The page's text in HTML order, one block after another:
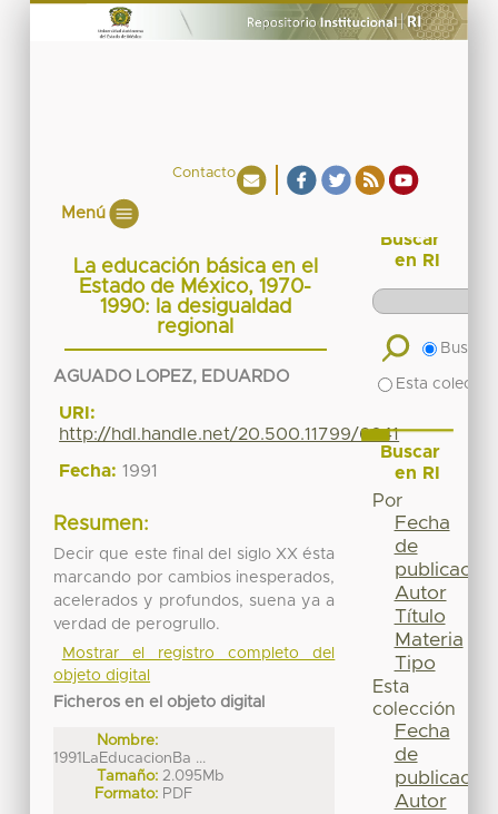
Contacto
Menú
La educación básica en el
Estado de México, 1970-
1990: la desigualdad
regional
AGUADO LOPEZ, EDUARDO
URI:
http://hdl.handle.net/20.500.11799/6641
Fecha: 1991
Resumen:
Decir que este final del siglo XX ésta
marcando por cambios inesperados,
acelerados y profundos, suena ya a
verdad de perogrullo.
Mostrar el registro completo del
objeto digital
Ficheros en el objeto digital
Nombre:
1991LaEducacionBa ...
Tamaño: 2.095Mb
Formato: PDF
Buscar
en RI
Buscar
Esta
Buscar
en RI
Por
Fecha
de
publicación
Autor
Título
Materia
Tipo
Esta
colección
Fecha
de
publicación
Autor